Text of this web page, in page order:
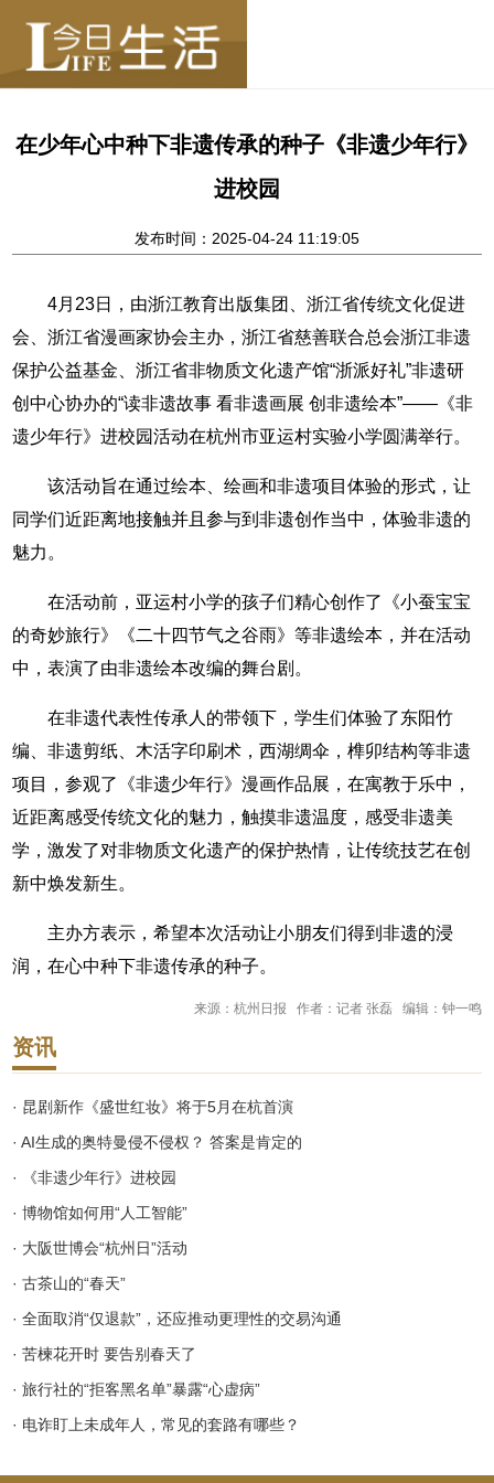
在少年心中种下非遗传承的种子《非遗少年行》
进校园
发布时间：2025-04-24 11:19:05
4月23日，由浙江教育出版集团、浙江省传统文化促进
会、浙江省漫画家协会主办，浙江省慈善联合总会浙江非遗
保护公益基金、浙江省非物质文化遗产馆“浙派好礼”非遗研
创中心协办的“读非遗故事 看非遗画展 创非遗绘本”——《非
遗少年行》进校园活动在杭州市亚运村实验小学圆满举行。
该活动旨在通过绘本、绘画和非遗项目体验的形式，让
同学们近距离地接触并且参与到非遗创作当中，体验非遗的
魅力。
在活动前，亚运村小学的孩子们精心创作了《小蚕宝宝
的奇妙旅行》《二十四节气之谷雨》等非遗绘本，并在活动
中，表演了由非遗绘本改编的舞台剧。
在非遗代表性传承人的带领下，学生们体验了东阳竹
编、非遗剪纸、木活字印刷术，西湖绸伞，榫卯结构等非遗
项目，参观了《非遗少年行》漫画作品展，在寓教于乐中，
近距离感受传统文化的魅力，触摸非遗温度，感受非遗美
学，激发了对非物质文化遗产的保护热情，让传统技艺在创
新中焕发新生。
主办方表示，希望本次活动让小朋友们得到非遗的浸
润，在心中种下非遗传承的种子。
来源：杭州日报 作者：记者 张磊 编辑：钟一鸣
资讯
· 昆剧新作《盛世红妆》将于5月在杭首演
· AI生成的奥特曼侵不侵权？ 答案是肯定的
· 《非遗少年行》进校园
· 博物馆如何用“人工智能”
· 大阪世博会“杭州日”活动
· 古茶山的“春天”
· 全面取消“仅退款”，还应推动更理性的交易沟通
· 苦楝花开时 要告别春天了
· 旅行社的“拒客黑名单”暴露“心虚病”
· 电诈盯上未成年人，常见的套路有哪些？